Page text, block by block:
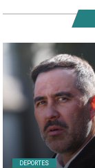
DEPORTES